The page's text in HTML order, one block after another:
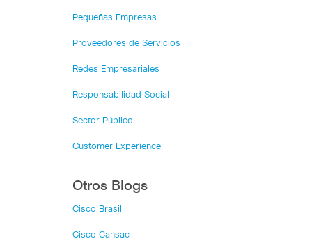
Pequeñas Empresas
Proveedores de Servicios
Redes Empresariales
Responsabilidad Social
Sector Público
Customer Experience
Otros Blogs
Cisco Brasil
Cisco Cansac